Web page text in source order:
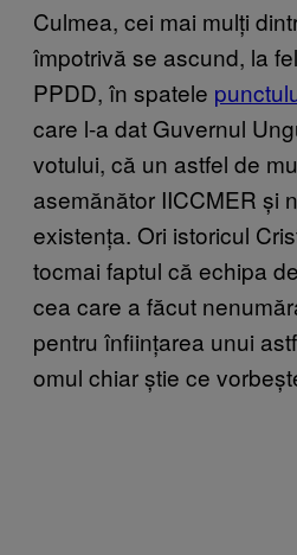
Culmea, cei mai mulți
împotrivă se ascund, la
PPDD, în spatele
care l-a dat Guvernul
votului, că un astfel de
asemănător IICCMER și
existența. Ori istoricul
tocmai faptul că echipa
cea care a făcut
pentru înființarea unui
omul chiar știe ce